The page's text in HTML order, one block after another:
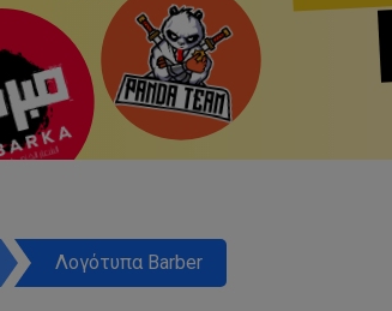
Λογότυπα Barber